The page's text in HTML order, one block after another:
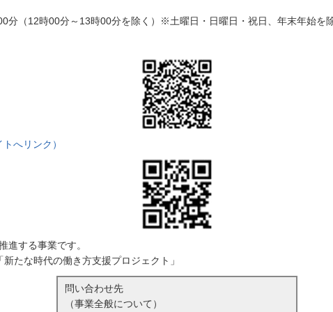
分（12時00分～13時00分を除く）※土曜日・日曜日・祝日、年末年始を
へリンク）
進する事業です。
たな時代の働き方支援プロジェクト」
問い合わせ先
（事業全般について）